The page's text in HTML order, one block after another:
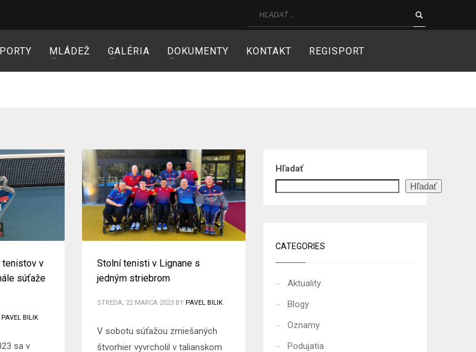
MLÁDEŽ GALÉRIA DOKUMENTY KONTAKT REGISPORT
tenistov v
súťaže
PAVEL BILIK
sa v
Stolní tenisti v Lignane s
jedným striebrom
STREDA, 22 MARCA 2023 BY PAVEL BILIK
V sobotu súťažou zmiešaných
štvorhier vyvrcholil v talianskom
Hľadať
Hľadať
CATEGORIES
Aktuality
Blogy
Oznamy
Podujatia